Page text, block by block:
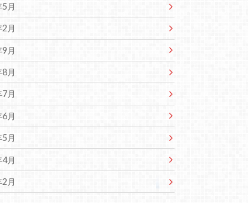
月
月
月
月
月
月
月
月
月